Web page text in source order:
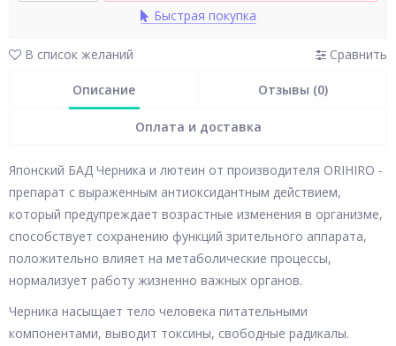
Быстрая покупка
В список желаний Сравнить
Описание Отзывы (0)
Оплата и доставка
Японский БАД Черника и лютеин от производителя ORIHIRO -
препарат с выраженным антиоксидантным действием,
который предупреждает возрастные изменения в организме,
способствует сохранению функций зрительного аппарата,
положительно влияет на метаболические процессы,
нормализует работу жизненно важных органов.
Черника насыщает тело человека питательными
компонентами, выводит токсины, свободные радикалы.